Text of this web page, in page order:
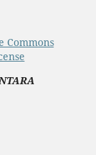
Commons